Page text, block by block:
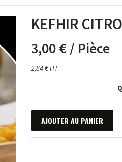
KEFHIR
3,00 €/ Pièce
2,84 € HT
AJOUTER AU PANIER